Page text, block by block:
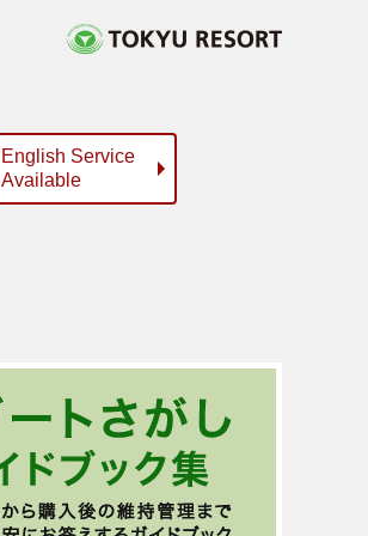
English Service
Available